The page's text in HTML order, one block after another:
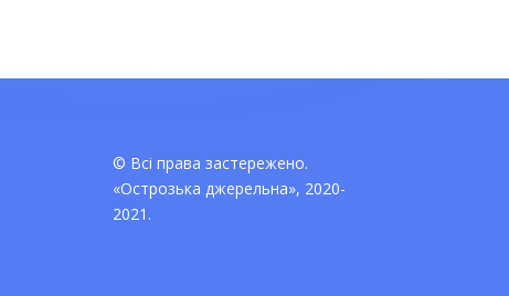
© Всі права застережено.
«Острозька джерельна», 2020-
2021.